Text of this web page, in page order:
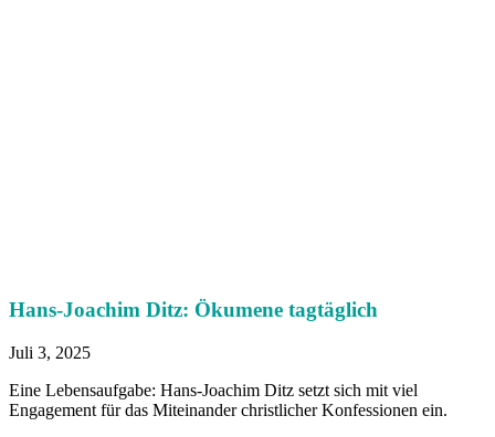
Hans-Joachim Ditz: Ökumene tagtäglich
Juli 3, 2025
Eine Lebensaufgabe: Hans-Joachim Ditz setzt sich mit viel
Engagement für das Miteinander christlicher Konfessionen ein.